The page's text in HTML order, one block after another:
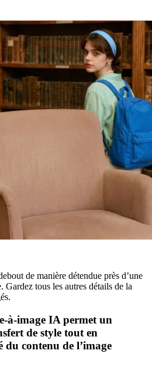
de manière détendue près d’une
Gardez tous les autres détails de la
à-image IA permet un
de style tout en
du contenu de l’image